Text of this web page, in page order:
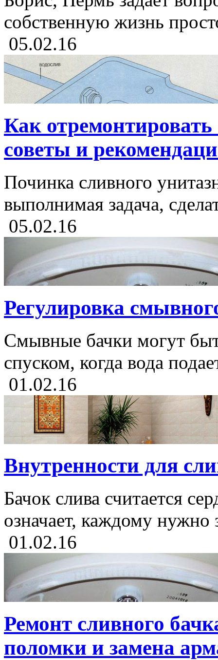
собственную жизнь
05.02.16
Как
советы и
Починка сливного
выполнимая задача,
05.02.16
Регулировка
Смывные бачки могут
спуском, когда вода
01.02.16
Внутренности для
Бачок слива считается
означает, каждому нужно
01.02.16
Ремонт сливного
поломки и замена